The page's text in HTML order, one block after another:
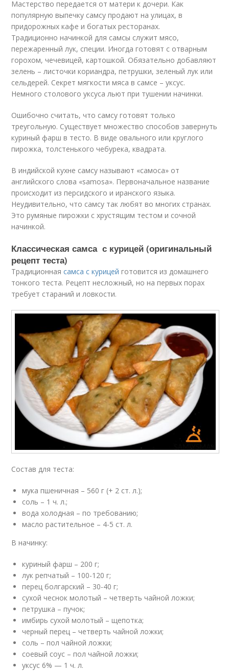
Мастерство передается от матери к дочери. Как
популярную выпечку самсу продают на улицах, в
придорожных кафе и богатых ресторанах.
Традиционно начинкой для самсы служит мясо,
пережаренный лук, специи. Иногда готовят с отварным
горохом, чечевицей, картошкой. Обязательно добавляют
зелень – листочки кориандра, петрушки, зеленый лук или
сельдерей. Секрет мягкости мяса в самсе – уксус.
Немного столового уксуса льют при тушении начинки.
Ошибочно считать, что самсу готовят только
треугольную. Существует множество способов завернуть
куриный фарш в тесто. В виде овального или круглого
пирожка, толстенького чебурека, квадрата.
В индийской кухне самсу называют «самоса» от
английского слова «samosa». Первоначальное название
происходит из персидского и иранского языка.
Неудивительно, что самсу так любят во многих странах.
Это румяные пирожки с хрустящим тестом и сочной
начинкой.
Классическая самса с курицей (оригинальный
рецепт теста)
Традиционнаясамса с курицей готовится из домашнего
тонкого теста. Рецепт несложный, но на первых порах
требует стараний и ловкости.
Состав для теста:
мука пшеничная – 560 г (+ 2 ст. л.);
соль – 1 ч. л.;
вода холодная – по требованию;
масло растительное – 4-5 ст. л.
В начинку:
куриный фарш – 200 г;
лук репчатый – 100-120 г;
перец болгарский – 30-40 г;
сухой чеснок молотый – четверть чайной ложки;
петрушка – пучок;
имбирь сухой молотый – щепотка;
черный перец – четверть чайной ложки;
соль – пол чайной ложки;
соевый соус – пол чайной ложки;
уксус 6% — 1 ч. л.